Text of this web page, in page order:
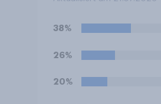
verboten. Wie
38%
26%
20%